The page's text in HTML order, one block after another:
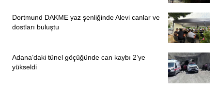
Dortmund DAKME yaz şenliğinde Alevi canlar ve
dostları buluştu
Adana’daki tünel göçüğünde can kaybı 2’ye
yükseldi